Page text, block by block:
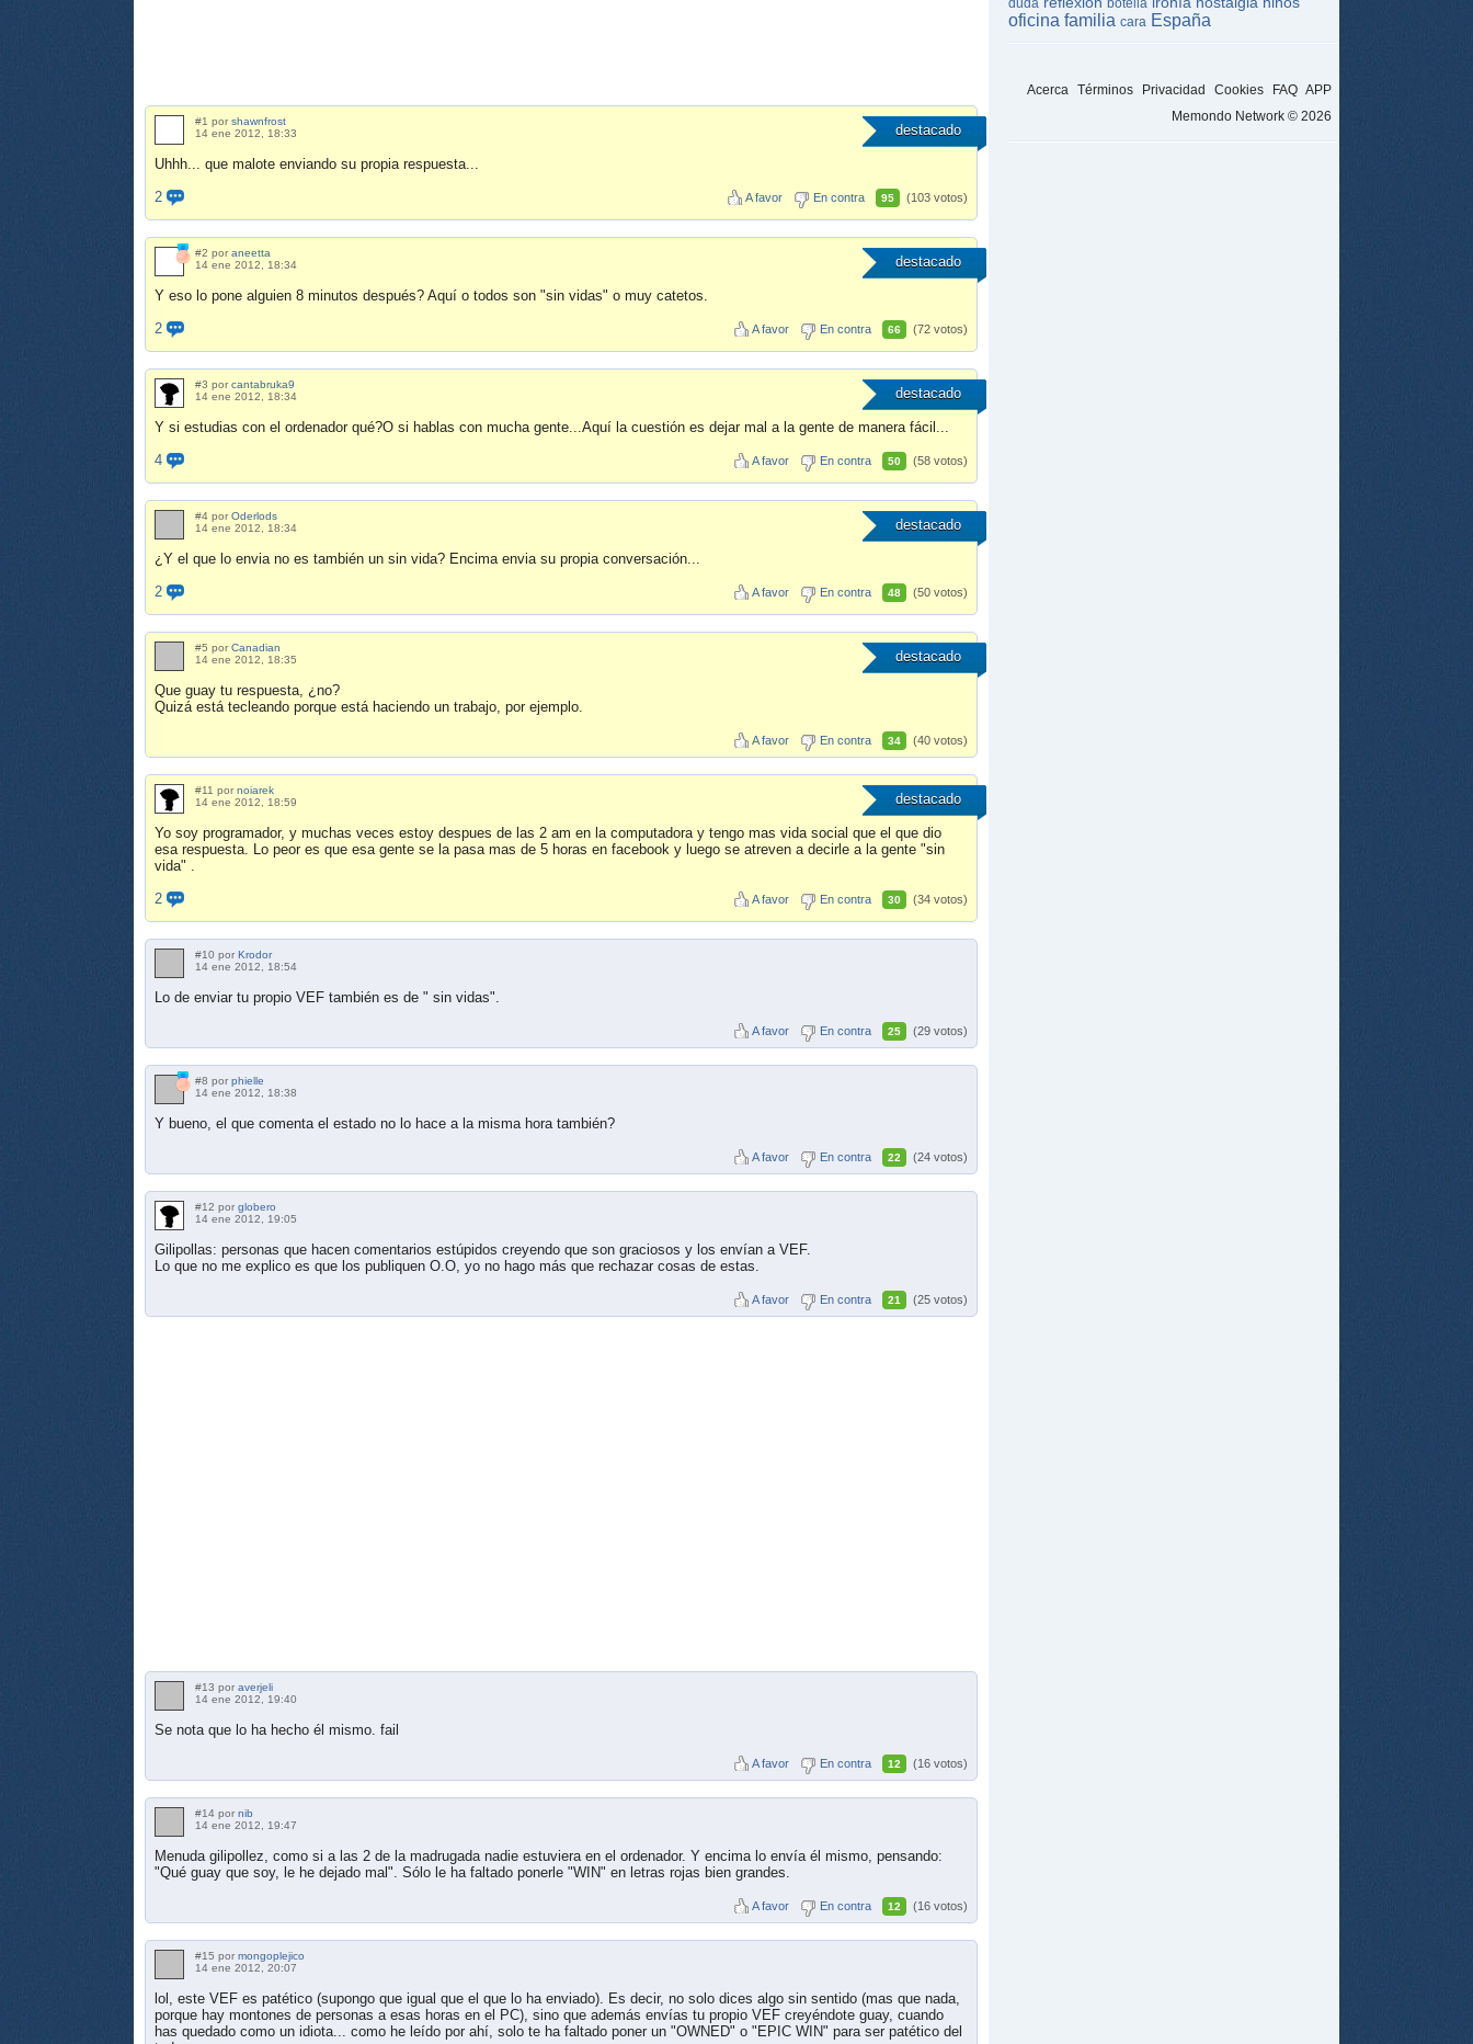
destacado
#1 por shawnfrost
14 ene 2012, 18:33
Uhhh... que malote enviando su propia respuesta...
2
A favor En contra 95 (103 votos)
destacado
#2 por aneetta
14 ene 2012, 18:34
Y eso lo pone alguien 8 minutos después? Aquí o todos son "sin vidas" o muy catetos.
2
A favor En contra 66 (72 votos)
destacado
#3 por cantabruka9
14 ene 2012, 18:34
Y si estudias con el ordenador qué?O si hablas con mucha gente...Aquí la cuestión es dejar mal a la gente de manera fácil...
4
A favor En contra 50 (58 votos)
destacado
#4 por Oderlods
14 ene 2012, 18:34
¿Y el que lo envia no es también un sin vida? Encima envia su propia conversación...
2
A favor En contra 48 (50 votos)
destacado
#5 por Canadian
14 ene 2012, 18:35
Que guay tu respuesta, ¿no?
Quizá está tecleando porque está haciendo un trabajo, por ejemplo.
A favor En contra 34 (40 votos)
destacado
#11 por noiarek
14 ene 2012, 18:59
Yo soy programador, y muchas veces estoy despues de las 2 am en la computadora y tengo mas vida social que el que dio
esa respuesta. Lo peor es que esa gente se la pasa mas de 5 horas en facebook y luego se atreven a decirle a la gente "sin
vida" .
2
A favor En contra 30 (34 votos)
#10 por Krodor
14 ene 2012, 18:54
Lo de enviar tu propio VEF también es de " sin vidas".
A favor En contra 25 (29 votos)
#8 por phielle
14 ene 2012, 18:38
Y bueno, el que comenta el estado no lo hace a la misma hora también?
A favor En contra 22 (24 votos)
#12 por globero
14 ene 2012, 19:05
Gilipollas: personas que hacen comentarios estúpidos creyendo que son graciosos y los envían a VEF.
Lo que no me explico es que los publiquen O.O, yo no hago más que rechazar cosas de estas.
A favor En contra 21 (25 votos)
#13 por averjeli
14 ene 2012, 19:40
Se nota que lo ha hecho él mismo. fail
A favor En contra 12 (16 votos)
#14 por nib
14 ene 2012, 19:47
Menuda gilipollez, como si a las 2 de la madrugada nadie estuviera en el ordenador. Y encima lo envía él mismo, pensando:
"Qué guay que soy, le he dejado mal". Sólo le ha faltado ponerle "WIN" en letras rojas bien grandes.
A favor En contra 12 (16 votos)
#15 por mongoplejico
14 ene 2012, 20:07
lol, este VEF es patético (supongo que igual que el que lo ha enviado). Es decir, no solo dices algo sin sentido (mas que nada,
porque hay montones de personas a esas horas en el PC), sino que además envías tu propio VEF creyéndote guay, cuando
has quedado como un idiota... como he leído por ahí, solo te ha faltado poner un "OWNED" o "EPIC WIN" para ser patético del
oficina familia cara España
Acerca Términos Privacidad Cookies FAQ APP
Memondo Network © 2026